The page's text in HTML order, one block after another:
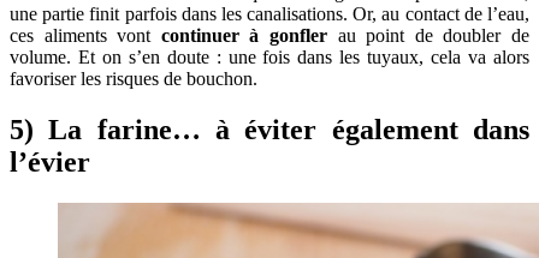
une partie finit parfois dans les canalisations. Or, au contact de l’eau,
ces aliments vont continuer à gonfler au point de doubler de
volume. Et on s’en doute : une fois dans les tuyaux, cela va alors
favoriser les risques de bouchon.
5) La farine… à éviter également dans
l’évier